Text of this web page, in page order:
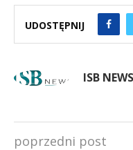
UDOSTĘPNIJ
ISB NEWS
poprzedni post